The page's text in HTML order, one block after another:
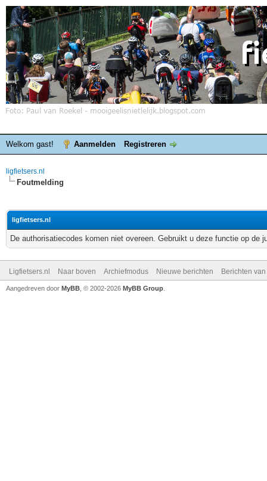
Welkom gast! Aanmelden Registreren
ligfietsers.nl
Foutmelding
ligfietsers.nl
De authorisatiecodes komen niet overeen. Gebruikt u deze functie op de
Ligfietsers.nl Naar boven Archiefmodus Nieuwe berichten Berichten
Aangedreven door MyBB , © 2002-2026 MyBB Group